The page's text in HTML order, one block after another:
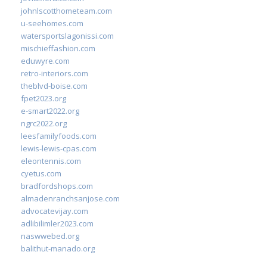
johnlscotthometeam.com
u-seehomes.com
watersportslagonissi.com
mischieffashion.com
eduwyre.com
retro-interiors.com
theblvd-boise.com
fpet2023.org
e-smart2022.org
ngrc2022.org
leesfamilyfoods.com
lewis-lewis-cpas.com
eleontennis.com
cyetus.com
bradfordshops.com
almadenranchsanjose.com
advocatevijay.com
adlibilimler2023.com
naswwebed.org
balithut-manado.org